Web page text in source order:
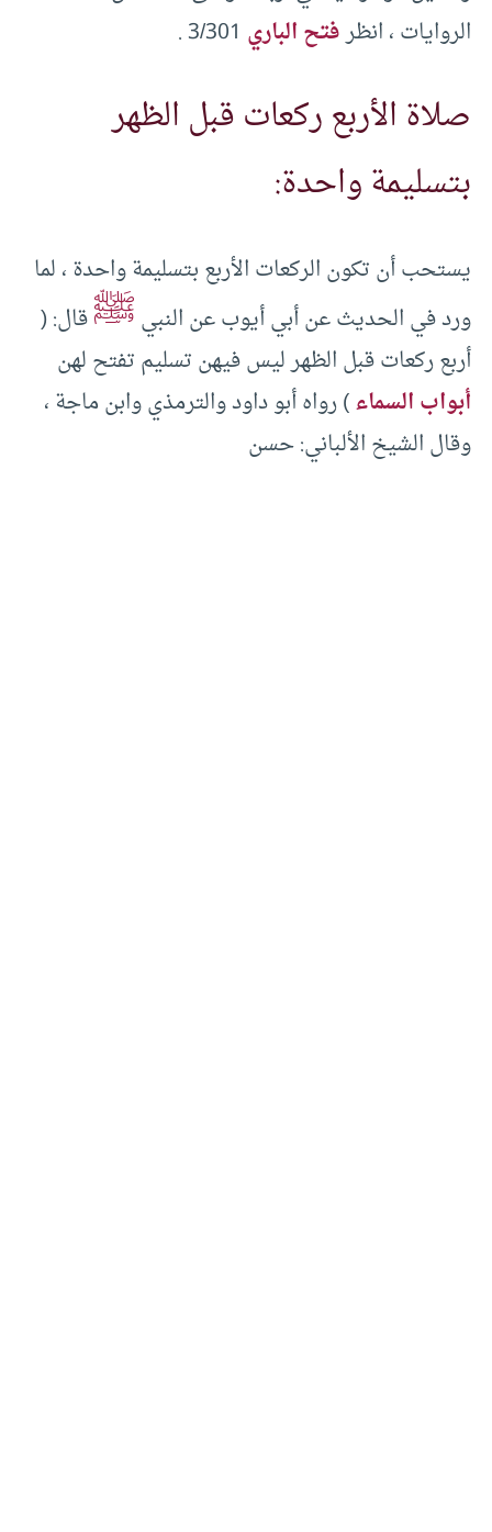
الروايات ، انظرفتح الباري
صلاة الأربع ركعات قبل الظهر
بتسليمة واحدة:
يستحب أن تكون الركعات الأربع بتسليمة واحدة ، لما
ورد في الحديث عن أبي أيوب عن النبيﷺقال: (
أربع ركعات قبل الظهر ليس فيهن تسليم تفتح لهن
أبواب السماء) رواه أبو داود والترمذي وابن ماجة ،
وقال الشيخ الألباني: حسن